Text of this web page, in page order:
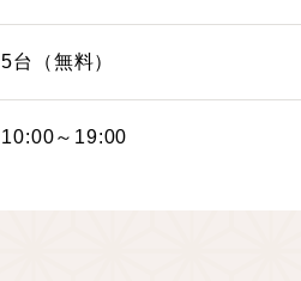
5台（無料）
10:00～19:00